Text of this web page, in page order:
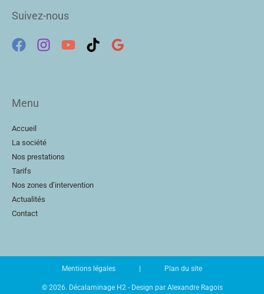
Suivez-nous
Menu
Accueil
La société
Nos prestations
Tarifs
Nos zones d’intervention
Actualités
Contact
Mentions légales Plan du site
© 2026. Décalaminage H2 - Design par Alexandre Ragois